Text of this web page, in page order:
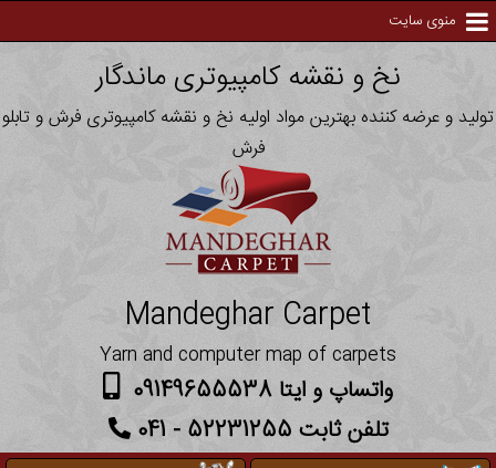
منوی سایت
نخ و نقشه کامپیوتری ماندگار
تولید و عرضه کننده بهترین مواد اولیه نخ و نقشه کامپیوتری فرش و تابلو
فرش
Mandeghar Carpet
Yarn and computer map of carpets
واتساپ و ایتا 09149655538
تلفن ثابت 52231255 - 041